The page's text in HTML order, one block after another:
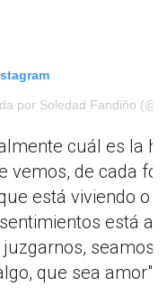
por Soledad Fandiño
cuál es la
vemos, de cada
está viviendo o
está
seamos
que sea amor",